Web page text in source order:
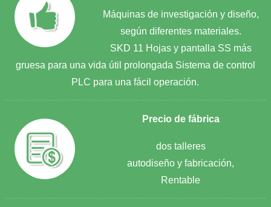
Máquinas de investigación y diseño,
según diferentes materiales.
SKD 11 Hojas y pantalla SS más
gruesa para una vida útil prolongada Sistema de control
PLC para una fácil operación.
Precio de fábrica
dos talleres
autodiseño y fabricación,
Rentable